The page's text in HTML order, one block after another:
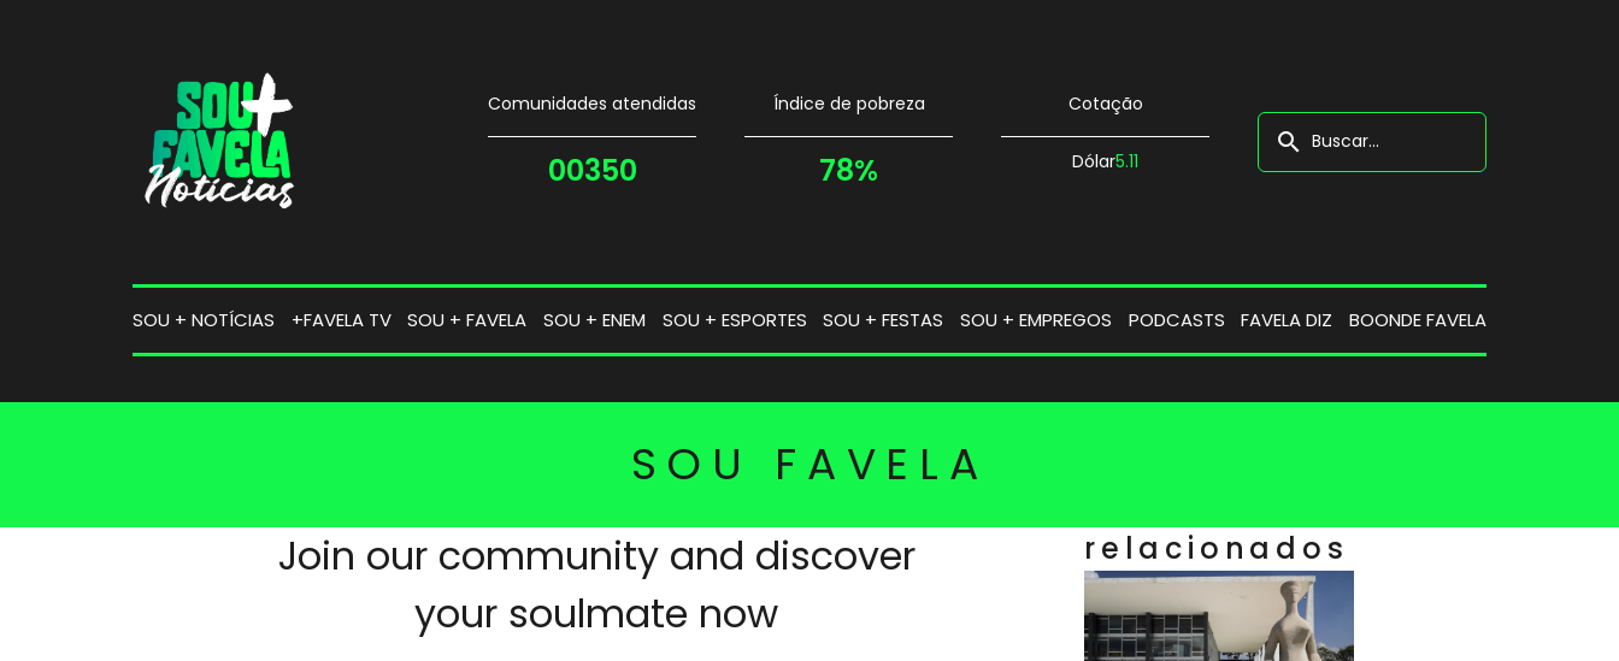
Comunidades atendidas
00350
Índice de pobreza
78%
Cotação
Dólar5.11
search
SOU + NOTÍCIAS +FAVELA TV SOU + FAVELA SOU + ENEM SOU + ESPORTES SOU + FESTAS SOU + EMPREGOS PODCASTS FAVELA DIZ BOONDE FAVELA
SOU FAVELA
Join our community and discover
your soulmate now
relacionados